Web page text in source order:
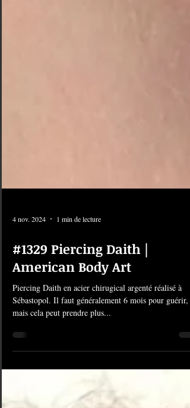
1 min de lecture
#1329 Piercing Daith |
American Body Art
Piercing Daith en acier chirugical argenté réalisé à
mais cela peut prendre plus...